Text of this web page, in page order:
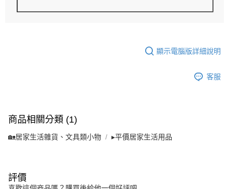
顯示電腦版詳細說明
客服
商品相關分類 (1)
🏡居家生活雜貨、文具類小物 ▸平價居家生活用品
評價